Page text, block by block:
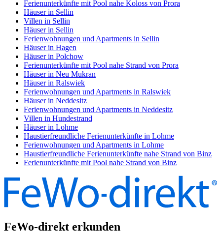
Ferienunterkünfte mit Pool nahe Koloss von Prora
Häuser in Sellin
Villen in Sellin
Häuser in Sellin
Ferienwohnungen und Apartments in Sellin
Häuser in Hagen
Häuser in Polchow
Ferienunterkünfte mit Pool nahe Strand von Prora
Häuser in Neu Mukran
Häuser in Ralswiek
Ferienwohnungen und Apartments in Ralswiek
Häuser in Neddesitz
Ferienwohnungen und Apartments in Neddesitz
Villen in Hundestrand
Häuser in Lohme
Haustierfreundliche Ferienunterkünfte in Lohme
Ferienwohnungen und Apartments in Lohme
Haustierfreundliche Ferienunterkünfte nahe Strand von Binz
Ferienunterkünfte mit Pool nahe Strand von Binz
FeWo-direkt erkunden